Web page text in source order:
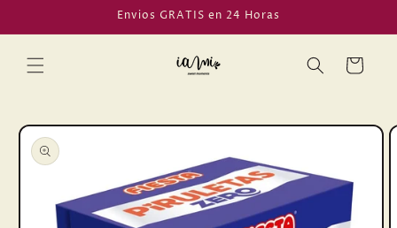
al contenido
Envios GRATIS en 24 Horas
Carrito
directamente
a la
información